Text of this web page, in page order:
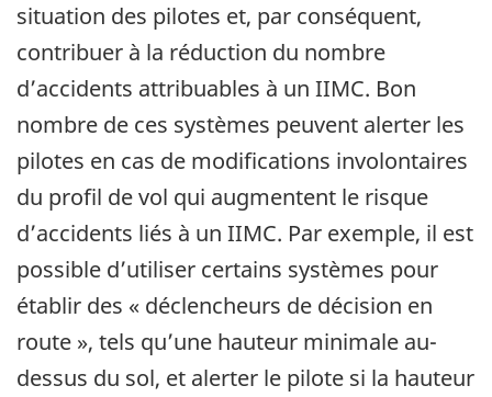
situation des pilotes et, par conséquent,
contribuer à la réduction du nombre
d’accidents attribuables à un IIMC. Bon
nombre de ces systèmes peuvent alerter les
pilotes en cas de modifications involontaires
du profil de vol qui augmentent le risque
d’accidents liés à un IIMC. Par exemple, il est
possible d’utiliser certains systèmes pour
établir des « déclencheurs de décision en
route », tels qu’une hauteur minimale au-
dessus du sol, et alerter le pilote si la hauteur